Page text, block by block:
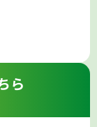
の取り扱い
の他の関連
ます。
保つよう努
ら